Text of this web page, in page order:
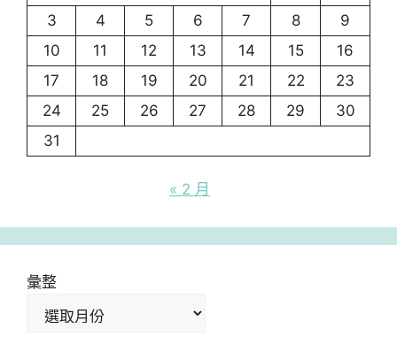
3
4 5 6 7 8
9
10
11 12 13 14 15
16
17
18 19 20 21 22
23
24
25 26 27 28 29
30
31
« 2 月
彙整